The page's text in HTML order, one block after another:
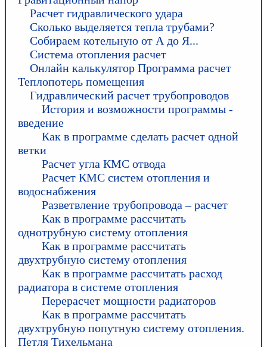
Расчет гидравлического удара
Сколько выделяется тепла трубами?
Собираем котельную от А до Я...
Система отопления расчет
Онлайн калькулятор Программа расчет
Теплопотерь помещения
Гидравлический расчет трубопроводов
История и возможности программы -
введение
Как в программе сделать расчет одной
ветки
Расчет угла КМС отвода
Расчет КМС систем отопления и
водоснабжения
Разветвление трубопровода – расчет
Как в программе рассчитать
однотрубную систему отопления
Как в программе рассчитать
двухтрубную систему отопления
Как в программе рассчитать расход
радиатора в системе отопления
Перерасчет мощности радиаторов
Как в программе рассчитать
двухтрубную попутную систему отопления.
Петля Тихельмана